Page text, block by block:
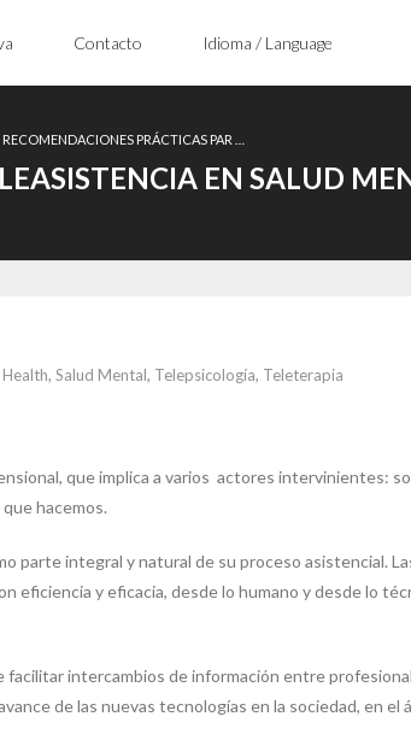
Contacto Idioma / Language
RECOMENDACIONES PRÁCTICAS PAR …
EN SALUD
, Salud Mental, Telepsicología, Teleterapia
que implica a varios actores intervinientes:
hacemos.
parte integral y natural de su proceso asistencial.
eficiencia y eficacia, desde lo humano y desde lo
facilitar intercambios de información entre
de las nuevas tecnologías en la sociedad, en el